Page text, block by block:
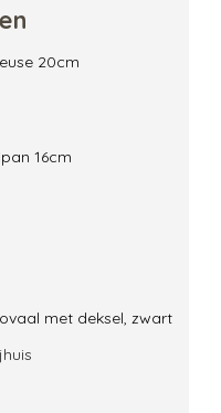
20cm
16cm
met deksel, zwart